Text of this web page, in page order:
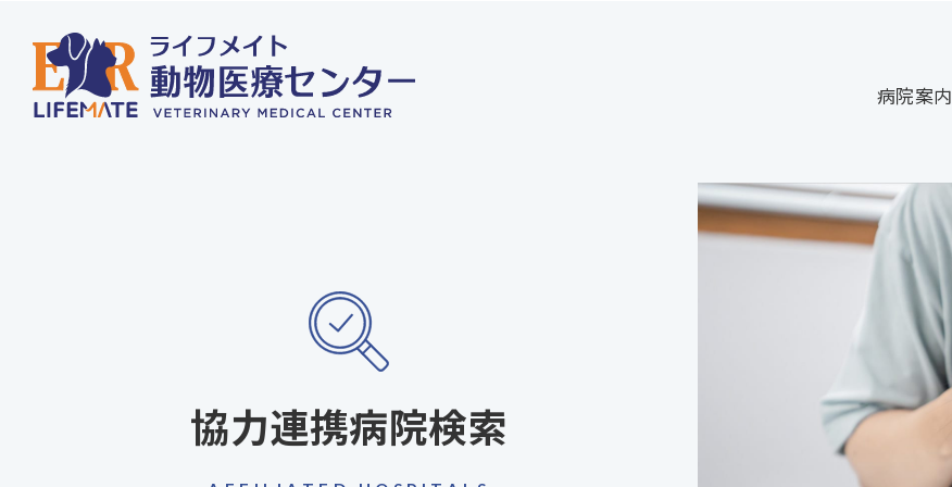
病院案内
協力連携病院検索